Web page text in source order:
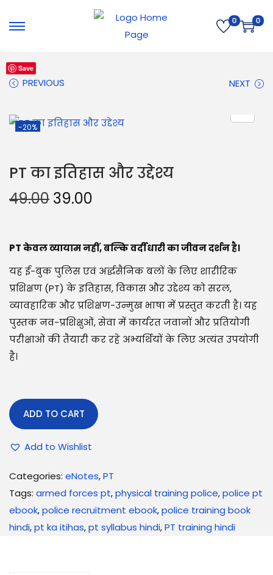
0 0
PREVIOUS NEXT
Save
-20%
PT का इतिहास और उद्देश्य
49.00 39.00
PT केवल व्यायाम नहीं, बल्कि वर्दीधारी का जीवन दर्शन है।
यह ई-बुक पुलिस एवं अर्द्धसैनिक बलों के लिए शारीरिक
प्रशिक्षण (PT) के इतिहास, विकास और उद्देश्य को सरल,
व्यावहारिक और प्रशिक्षण-उन्मुख भाषा में प्रस्तुत करती है। यह
पुस्तक नव-प्रशिक्षुओं, सेवा में कार्यरत जवानों और प्रतियोगी
परीक्षाओं की तैयारी कर रहे अभ्यर्थियों के लिए अत्यंत उपयोगी
है।
ADD TO CART
Add to Wishlist
Categories: eNotes,PT
Tags: armed forces pt,physical training police,police pt
ebook,police recruitment ebook,police training book
hindi,pt ka itihas,pt syllabus hindi,PT training hindi